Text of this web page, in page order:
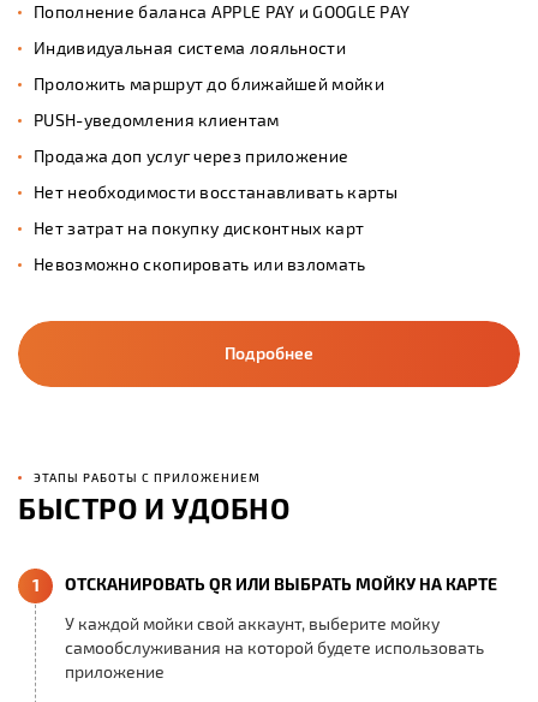
Пополнение баланса APPLE PAY и GOOGLE PAY
Индивидуальная система лояльности
Проложить маршрут до ближайшей мойки
PUSH-уведомления клиентам
Продажа доп услуг через приложение
Нет необходимости восстанавливать карты
Нет затрат на покупку дисконтных карт
Невозможно скопировать или взломать
Подробнее
ЭТАПЫ РАБОТЫ С ПРИЛОЖЕНИЕМ
БЫСТРО И УДОБНО
1
ОТСКАНИРОВАТЬ QR ИЛИ ВЫБРАТЬ МОЙКУ НА КАРТЕ
У каждой мойки свой аккаунт, выберите мойку
самообслуживания на которой будете использовать
приложение